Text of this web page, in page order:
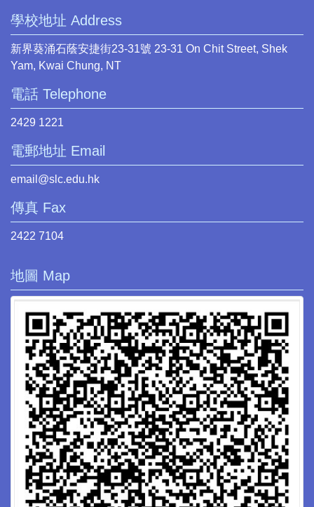
學校地址 Address
新界葵涌石蔭安捷街23-31號 23-31 On Chit Street, Shek
Yam, Kwai Chung, NT
電話 Telephone
2429 1221
電郵地址 Email
email@slc.edu.hk
傳真 Fax
2422 7104
地圖 Map